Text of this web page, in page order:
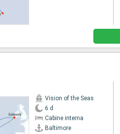
Vision of the Seas
6 d
Cabine interna
Baltimore